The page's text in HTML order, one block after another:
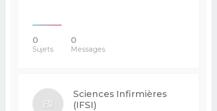
0
Sujets
0
Messages
Sciences Infirmières
(IFSI)